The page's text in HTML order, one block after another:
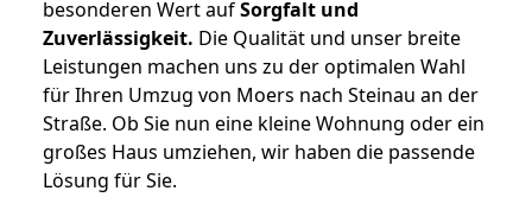
besonderen Wert aufSorgfalt und
Zuverlässigkeit. Die Qualität und unser breite
Leistungen machen uns zu der optimalen Wahl
für Ihren Umzug von Moers nach Steinau an der
Straße. Ob Sie nun eine kleine Wohnung oder ein
großes Haus umziehen, wir haben die passende
Lösung für Sie.